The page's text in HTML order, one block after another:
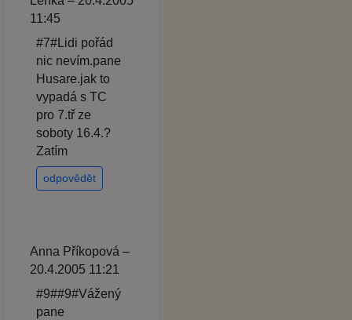
11:45
#7#Lidi pořád
nic nevím.pane
Husare.jak to
vypadá s TC
pro 7.tř ze
soboty 16.4.?
Zatím
odpovědět
Anna Příkopová –
20.4.2005 11:21
#9##9#Vážený
pane